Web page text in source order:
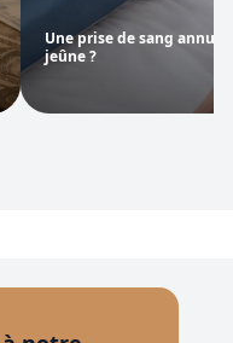
Une prise de sang
jeûne ?